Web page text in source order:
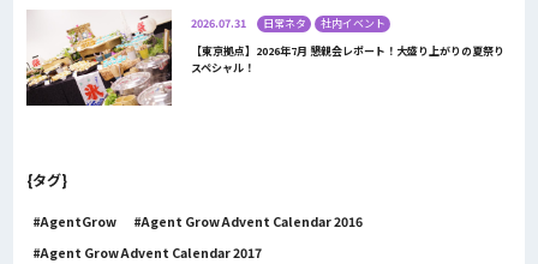
2026.07.31 日常ネタ
社内イベント
【東京拠点】2026年7月 懇親会レポート！大盛り上がりの夏祭り
スペシャル！
{タグ}
AgentGrow
Agent Grow Advent Calendar 2016
Agent Grow Advent Calendar 2017